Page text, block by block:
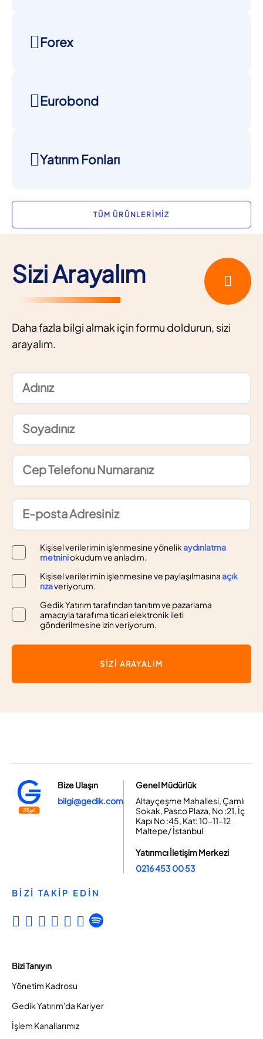
Forex
Eurobond
Yatırım Fonları
TÜM ÜRÜNLERİMİZ
Sizi Arayalım
Daha fazla bilgi almak için formu doldurun, sizi
arayalım.
Kişisel verilerimin işlenmesine yönelikaydınlatma
metniniokudum ve anladım.
Kişisel verilerimin işlenmesine ve paylaşılmasınaaçık
rızaveriyorum.
Gedik Yatırım tarafından tanıtım ve pazarlama
amacıyla tarafıma ticari elektronik ileti
gönderilmesine izin veriyorum.
SİZİ ARAYALIM
Bize Ulaşın
bilgi@gedik.com
Genel Müdürlük
Altayçeşme Mahallesi, Çamlı
Sokak, Pasco Plaza, No :21, İç
Kapı No :45, Kat: 10-11-12
Maltepe/ İstanbul
Yatırımcı İletişim Merkezi
0216 453 00 53
BİZİ TAKİP EDİN
Bizi Tanıyın
Yönetim Kadrosu
Gedik Yatırım'da Kariyer
İşlem Kanallarımız